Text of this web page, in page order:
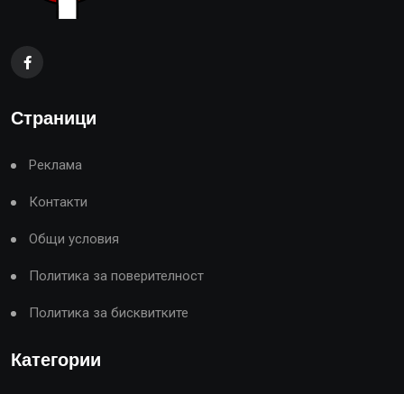
Страници
Реклама
Контакти
Общи условия
Политика за поверителност
Политика за бисквитките
Категории